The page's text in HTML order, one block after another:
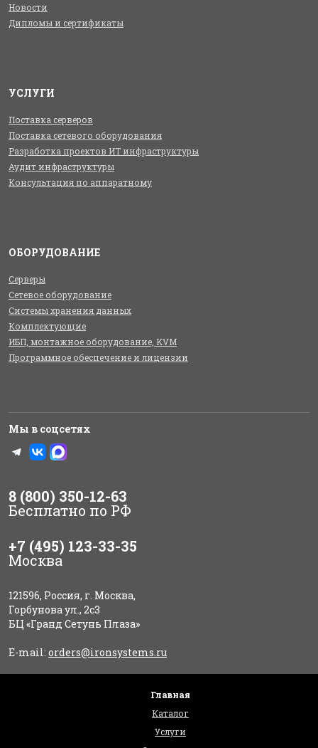
Новости
Дипломы и сертификаты
УСЛУГИ
Поставка серверов
Поставка сетевого оборудования
Разработка проектов ИТ инфраструктуры
Аудит инфраструктуры
Консультация по аппаратному
ОБОРУДОВАНИЕ
Серверы
Сетевое оборудование
Системы хранения данных
Комплектующие
ИБП, монтажное оборудование, KVM
Программное обеспечение и лицензии
Мы в соцсетях
8 (800) 350-12-63
Бесплатно по РФ
+7 (495) 123-33-35
Москва
121596, Россия, г. Москва,
Горбунова ул., 2с3
БЦ «Гранд Сетунь Плаза»
E-mail: orders@ironsystems.ru
Главная
Каталог
Услуги